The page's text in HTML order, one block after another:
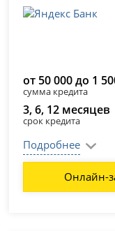
от 50 000 до 1
сумма кредита
3, 6, 12 месяцев
срок кредита
Подробнее
Онлайн-